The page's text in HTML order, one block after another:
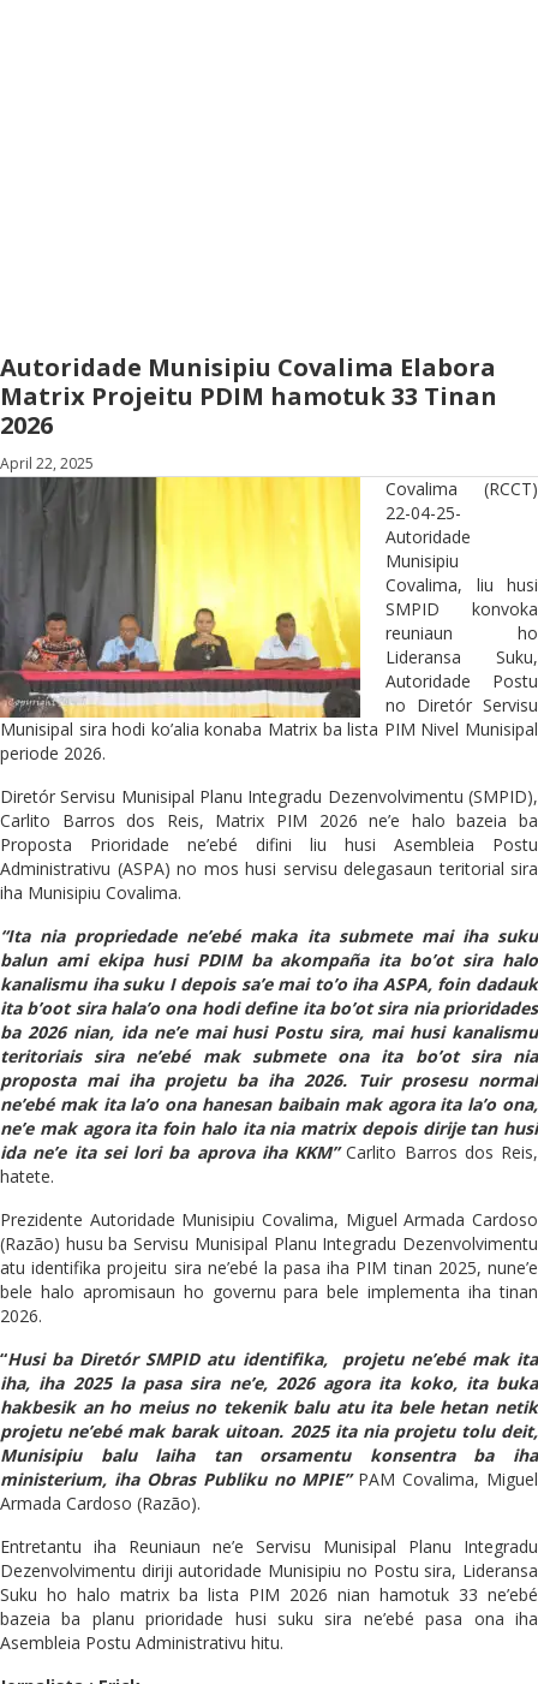
Autoridade Munisipiu Covalima Elabora
Matrix Projeitu PDIM hamotuk 33 Tinan
2026
April 22, 2025
Covalima (RCCT)
22-04-25-
Autoridade
Munisipiu
Covalima, liu husi
SMPID konvoka
reuniaun ho
Lideransa Suku,
Autoridade Postu
no Diretór Servisu
Munisipal sira hodi ko’alia konaba Matrix ba lista PIM Nivel Munisipal
periode 2026.
Diretór Servisu Munisipal Planu Integradu Dezenvolvimentu (SMPID),
Carlito Barros dos Reis, Matrix PIM 2026 ne’e halo bazeia ba
Proposta Prioridade ne’ebé difini liu husi Asembleia Postu
Administrativu (ASPA) no mos husi servisu delegasaun teritorial sira
iha Munisipiu Covalima.
“Ita nia propriedade ne’ebé maka ita submete mai iha suku
balun ami ekipa husi PDIM ba akompaña ita bo’ot sira halo
kanalismu iha suku I depois sa’e mai to’o iha ASPA, foin dadauk
ita b’oot sira hala’o ona hodi define ita bo’ot sira nia prioridades
ba 2026 nian, ida ne’e mai husi Postu sira, mai husi kanalismu
teritoriais sira ne’ebé mak submete ona ita bo’ot sira nia
proposta mai iha projetu ba iha 2026. Tuir prosesu normal
ne’ebé mak ita la’o ona hanesan baibain mak agora ita la’o ona,
ne’e mak agora ita foin halo ita nia matrix depois dirije tan husi
ida ne’e ita sei lori ba aprova iha KKM”Carlito Barros dos Reis,
hatete.
Prezidente Autoridade Munisipiu Covalima, Miguel Armada Cardoso
(Razão) husu ba Servisu Munisipal Planu Integradu Dezenvolvimentu
atu identifika projeitu sira ne’ebé la pasa iha PIM tinan 2025, nune’e
bele halo apromisaun ho governu para bele implementa iha tinan
2026.
“Husi ba Diretór SMPID atu identifika, projetu ne’ebé mak ita
iha, iha 2025 la pasa sira ne’e, 2026 agora ita koko, ita buka
hakbesik an ho meius no tekenik balu atu ita bele hetan netik
projetu ne’ebé mak barak uitoan. 2025 ita nia projetu tolu deit,
Munisipiu balu laiha tan orsamentu konsentra ba iha
ministerium, iha Obras Publiku no MPIE”PAM Covalima, Miguel
Armada Cardoso (Razão).
Entretantu iha Reuniaun ne’e Servisu Munisipal Planu Integradu
Dezenvolvimentu diriji autoridade Munisipiu no Postu sira, Lideransa
Suku ho halo matrix ba lista PIM 2026 nian hamotuk 33 ne’ebé
bazeia ba planu prioridade husi suku sira ne’ebé pasa ona iha
Asembleia Postu Administrativu hitu.